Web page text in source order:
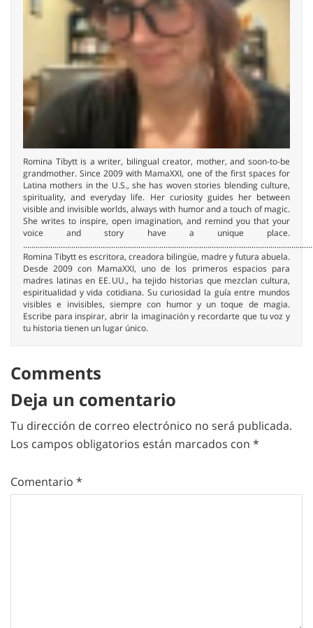
Romina Tibytt is a writer, bilingual creator, mother, and soon-to-be
grandmother. Since 2009 with MamaXXI, one of the first spaces for
Latina mothers in the U.S., she has woven stories blending culture,
spirituality, and everyday life. Her curiosity guides her between
visible and invisible worlds, always with humor and a touch of magic.
She writes to inspire, open imagination, and remind you that your
voice and story have a unique place.
Romina Tibytt es escritora, creadora bilingüe, madre y futura abuela.
Desde 2009 con MamaXXI, uno de los primeros espacios para
madres latinas en EE. UU., ha tejido historias que mezclan cultura,
espiritualidad y vida cotidiana. Su curiosidad la guía entre mundos
visibles e invisibles, siempre con humor y un toque de magia.
Escribe para inspirar, abrir la imaginación y recordarte que tu voz y
tu historia tienen un lugar único.
Comments
Deja un comentario
Tu dirección de correo electrónico no será publicada.
Los campos obligatorios están marcados con *
Comentario *